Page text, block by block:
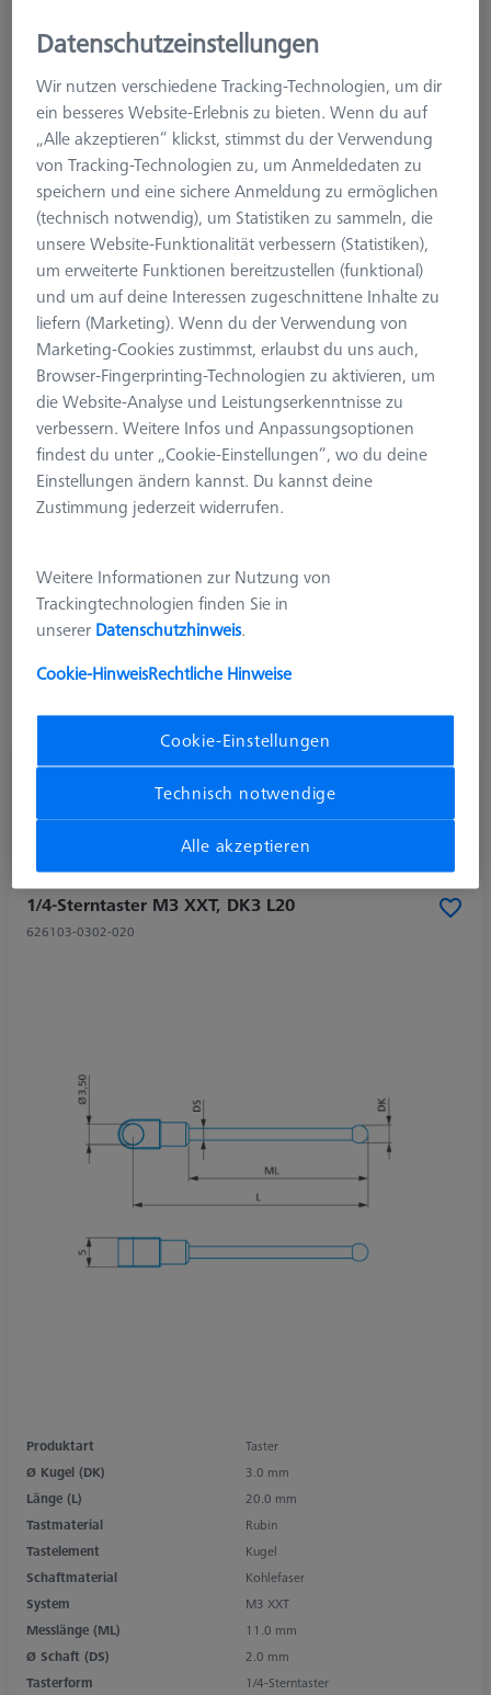
Produktart
Taster
Ø Kugel (DK)
3.0 mm
Tastelement
Kugel
Schaftmaterial
Kohlefaser
System
Messlänge (ML)
31.0 mm
Tasterform
1/4-Sterntaster
1/4-Sterntaster M3 XXT, DK3 L20
626103-0302-020
Produktart
Taster
Ø Kugel (DK)
3.0 mm
Länge (L)
20.0 mm
Tastmaterial
Rubin
Tastelement
Kugel
Schaftmaterial
Kohlefaser
System
M3 XXT
Messlänge (ML)
11.0 mm
Ø Schaft (DS)
2.0 mm
Tasterform
1/4-Sterntaster
Datenschutzeinstellungen
Wir nutzen verschiedene Tracking-Technologien, um dir
ein besseres Website-Erlebnis zu bieten. Wenn du auf
„Alle akzeptieren“ klickst, stimmst du der Verwendung
von Tracking-Technologien zu, um Anmeldedaten zu
speichern und eine sichere Anmeldung zu ermöglichen
(technisch notwendig), um Statistiken zu sammeln, die
unsere Website-Funktionalität verbessern (Statistiken),
um erweiterte Funktionen bereitzustellen (funktional)
und um auf deine Interessen zugeschnittene Inhalte zu
liefern (Marketing). Wenn du der Verwendung von
Marketing-Cookies zustimmst, erlaubst du uns auch,
Browser-Fingerprinting-Technologien zu aktivieren, um
die Website-Analyse und Leistungserkenntnisse zu
verbessern. Weitere Infos und Anpassungsoptionen
findest du unter „Cookie-Einstellungen“, wo du deine
Einstellungen ändern kannst. Du kannst deine
Zustimmung jederzeit widerrufen.
Weitere Informationen zur Nutzung von
Trackingtechnologien finden Sie in
unserer Datenschutzhinweis.
Cookie-HinweisRechtliche Hinweise
Cookie-Einstellungen
Technisch notwendige
Alle akzeptieren